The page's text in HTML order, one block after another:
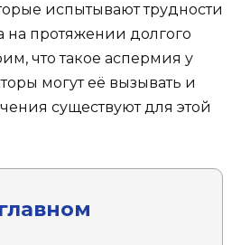
испытывают трудности
на протяжении долгого
что такое аспермия у
могут её вызывать и
существуют для этой